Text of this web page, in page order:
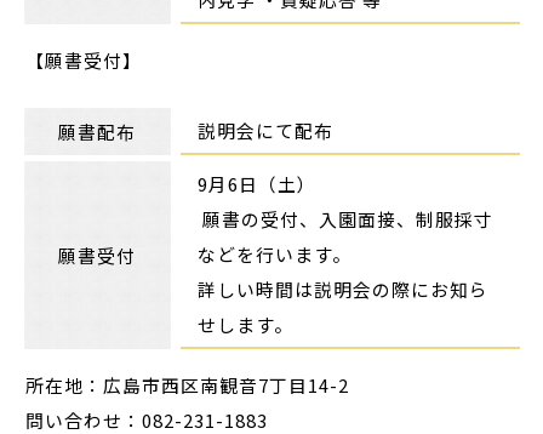
【願書受付】
願書配布 説明会にて配布
願書受付
9月6日（土）
願書の受付、入園面接、制服採寸
などを行います。
詳しい時間は説明会の際にお知ら
せします。
所在地：広島市西区南観音7丁目14-2
問い合わせ：082-231-1883